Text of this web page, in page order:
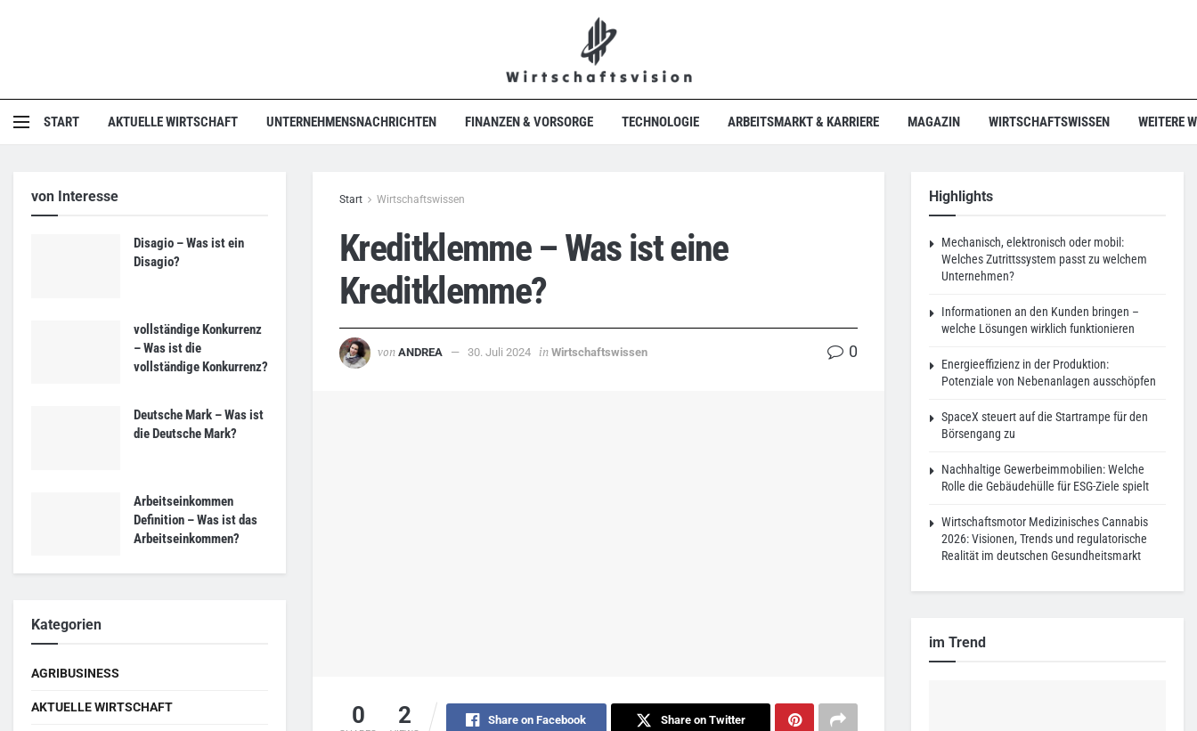
START AKTUELLE WIRTSCHAFT UNTERNEHMENSNACHRICHTEN FINANZEN & VORSORGE TECHNOLOGIE ARBEITSMARKT & KARRIERE MAGAZIN WIRTSCHAFTSWISSEN WEITERE
Start Wirtschaftswissen
Kreditklemme – Was ist eine
Kreditklemme?
von ANDREA 30. Juli 2024 in Wirtschaftswissen 0
0 2 Share on Facebook Share on Twitter
von Interesse
Disagio – Was ist ein
Disagio?
vollständige Konkurrenz
– Was ist die
vollständige Konkurrenz?
Deutsche Mark – Was ist
die Deutsche Mark?
Arbeitseinkommen
Definition – Was ist das
Arbeitseinkommen?
Kategorien
AGRIBUSINESS
AKTUELLE WIRTSCHAFT
Highlights
Mechanisch, elektronisch oder mobil:
Welches Zutrittssystem passt zu welchem
Unternehmen?
Informationen an den Kunden bringen –
welche Lösungen wirklich funktionieren
Energieeffizienz in der Produktion:
Potenziale von Nebenanlagen ausschöpfen
SpaceX steuert auf die Startrampe für den
Börsengang zu
Nachhaltige Gewerbeimmobilien: Welche
Rolle die Gebäudehülle für ESG-Ziele spielt
Wirtschaftsmotor Medizinisches Cannabis
2026: Visionen, Trends und regulatorische
Realität im deutschen Gesundheitsmarkt
im Trend